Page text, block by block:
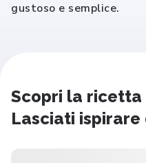
gustoso e semplice.
Scopri la
Lasciati